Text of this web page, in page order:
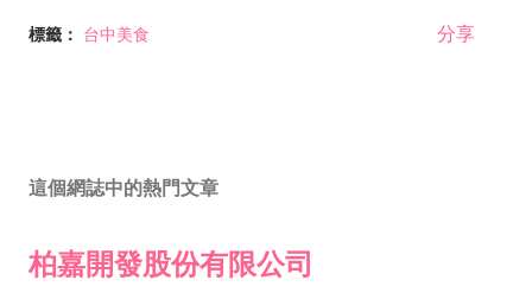
標籤： 台中美食 分享
這個網誌中的熱門文章
柏嘉開發股份有限公司